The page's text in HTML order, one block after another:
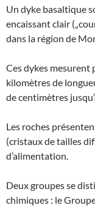
Un dyke basaltique
encaissant clair
dans la région de
Ces dykes mesurent
kilomètres de
de centimètres
Les roches
(cristaux de tailles
d’alimentation.
Deux groupes se
chimiques : le